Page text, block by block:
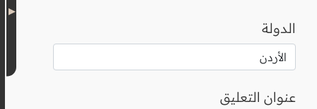
الدولة
عنوان التعليق